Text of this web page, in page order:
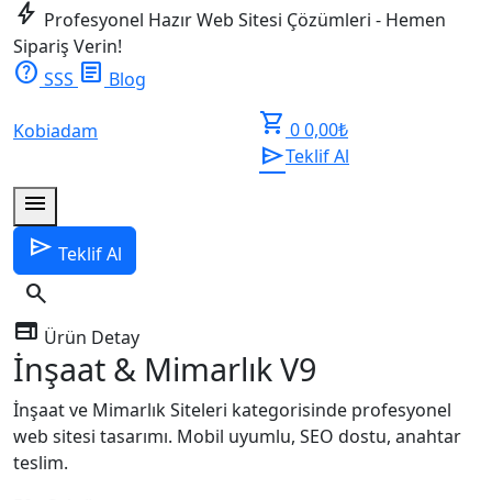
bolt Profesyonel Hazır Web Sitesi Çözümleri - Hemen
Sipariş Verin!
help SSS article Blog
Kobiadam shopping_cart 00,00₺
sendTeklif Al
menu
send Teklif Al
search
web Ürün Detay
İnşaat & Mimarlık V9
İnşaat ve Mimarlık Siteleri kategorisinde profesyonel
web sitesi tasarımı. Mobil uyumlu, SEO dostu, anahtar
teslim.